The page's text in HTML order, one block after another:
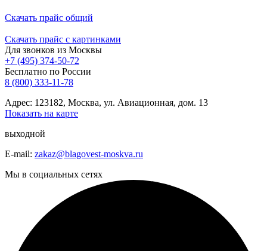
Скачать прайс общий
Скачать прайс с картинками
Для звонков из Москвы
+7 (495) 374-50-72
Бесплатно по России
8 (800) 333-11-78
Адрес: 123182, Москва, ул. Авиационная, дом. 13
Показать на карте
выходной
E-mail: zakaz@blagovest-moskva.ru
Мы в социальных сетях